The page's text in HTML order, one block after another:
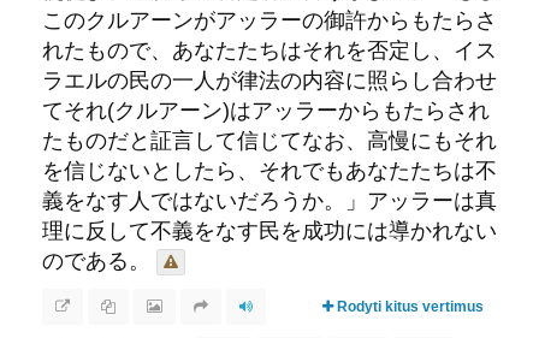
このクルアーンがアッラーの御許からもたらさ
れたもので、あなたたちはそれを否定し、イス
ラエルの民の一人が律法の内容に照らし合わせ
てそれ(クルアーン)はアッラーからもたらされ
たものだと証言して信じてなお、高慢にもそれ
を信じないとしたら、それでもあなたたちは不
義をなす人ではないだろうか。」アッラーは真
理に反して不義をなす民を成功には導かれない
のである。
Rodyti kitus vertimus